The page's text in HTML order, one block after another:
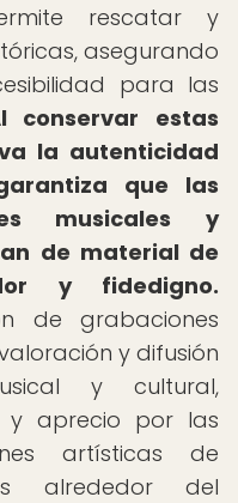
rescatar y
asegurando
para las
conservar estas
la autenticidad
que las
musicales y
de material de
y fidedigno.
de grabaciones
y difusión
y cultural,
y aprecio por las
artísticas de
alrededor del